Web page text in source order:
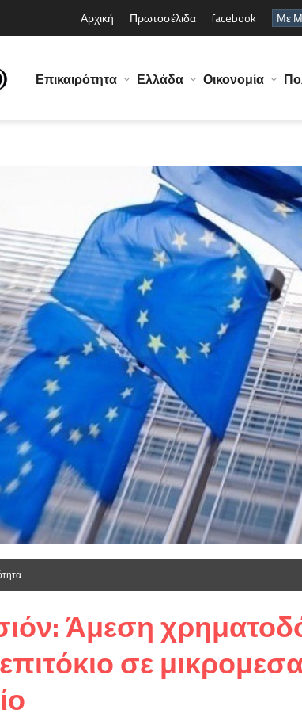
Αρχική Πρωτοσέλιδα facebook Με
Επικαιρότητα Ελλάδα Οικονομία
Άμεση
σε